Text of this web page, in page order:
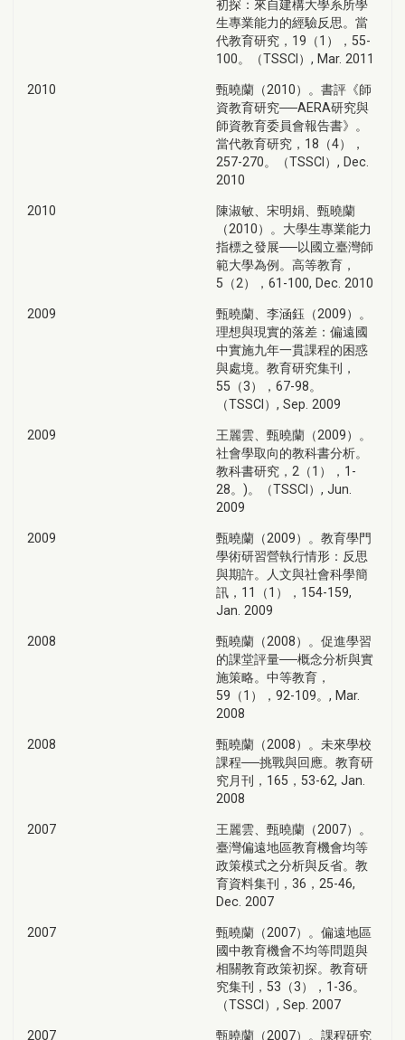
初探：來自建構大學系所學
生專業能力的經驗反思。當
代教育研究，19（1），55-
100。（TSSCI）, Mar. 2011
2010
甄曉蘭（2010）。書評《師
資教育研究──AERA研究與
師資教育委員會報告書》。
當代教育研究，18（4），
257-270。（TSSCI）, Dec.
2010
2010
陳淑敏、宋明娟、甄曉蘭
（2010）。大學生專業能力
指標之發展──以國立臺灣師
範大學為例。高等教育，
5（2），61-100, Dec. 2010
2009
甄曉蘭、李涵鈺（2009）。
理想與現實的落差：偏遠國
中實施九年一貫課程的困惑
與處境。教育研究集刊，
55（3），67-98。
（TSSCI）, Sep. 2009
2009
王麗雲、甄曉蘭（2009）。
社會學取向的教科書分析。
教科書研究，2（1），1-
28。)。（TSSCI）, Jun.
2009
2009
甄曉蘭（2009）。教育學門
學術研習營執行情形：反思
與期許。人文與社會科學簡
訊，11（1），154-159,
Jan. 2009
2008
甄曉蘭（2008）。促進學習
的課堂評量──概念分析與實
施策略。中等教育，
59（1），92-109。, Mar.
2008
2008
甄曉蘭（2008）。未來學校
課程──挑戰與回應。教育研
究月刊，165，53-62, Jan.
2008
2007
王麗雲、甄曉蘭（2007）。
臺灣偏遠地區教育機會均等
政策模式之分析與反省。教
育資料集刊，36，25-46,
Dec. 2007
2007
甄曉蘭（2007）。偏遠地區
國中教育機會不均等問題與
相關教育政策初探。教育研
究集刊，53（3），1-36。
（TSSCI）, Sep. 2007
2007 甄曉蘭（2007）。課程研究